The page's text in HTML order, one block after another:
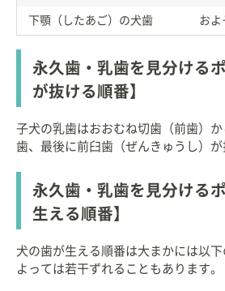
下顎（したあご）の犬歯 およ
永久歯・乳歯を見分ける
が抜ける順番】
子犬の乳歯はおおむね切歯（前歯）
歯、最後に前臼歯（ぜんきゅうし）が
永久歯・乳歯を見分ける
生える順番】
犬の歯が生える順番は大まかには以
よっては若干ずれることもあります。